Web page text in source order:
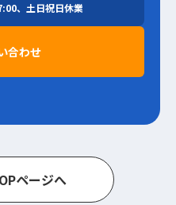
合わせ
、土日祝日休業
OPページへ